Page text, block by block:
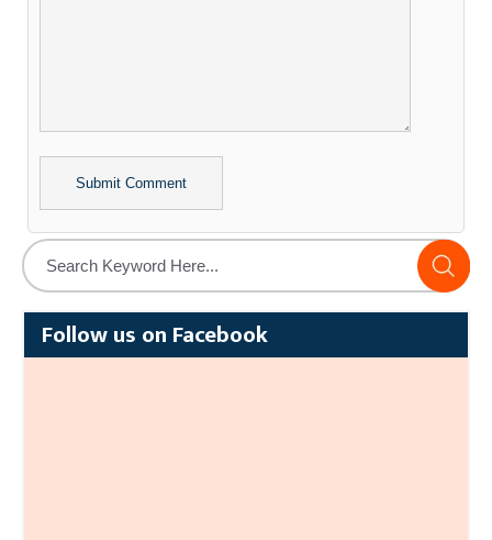
Alternative:
Follow us on Facebook